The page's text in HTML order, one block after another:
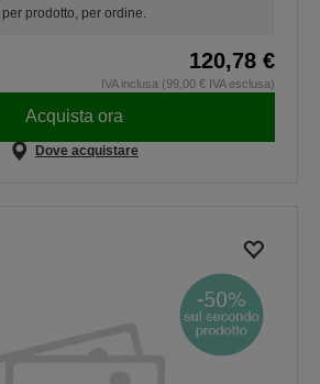
prodotto, per ordine.
120,78 €
IVA inclusa (99,00 € IVA esclusa)
Acquista ora
Dove acquistare